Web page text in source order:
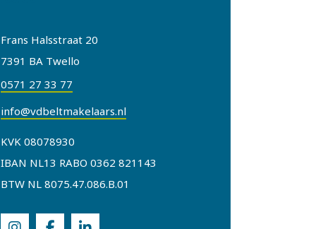
Frans Halsstraat 20
7391 BA Twello
0571 27 33 77
info@vdbeltmakelaars.nl
KVK 08078930
IBAN NL13 RABO 0362 821143
BTW NL 8075.47.086.B.01